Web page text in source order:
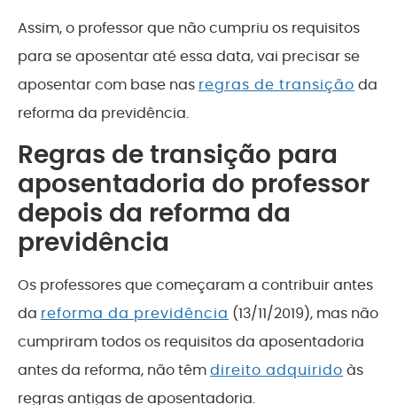
Assim, o professor que não cumpriu os requisitos
para se aposentar até essa data, vai precisar se
aposentar com base nas regras de transição da
reforma da previdência.
Regras de transição para
aposentadoria do professor
depois da reforma da
previdência
Os professores que começaram a contribuir antes
da reforma da previdência (13/11/2019), mas não
cumpriram todos os requisitos da aposentadoria
antes da reforma, não têmdireito adquirido às
regras antigas de aposentadoria.